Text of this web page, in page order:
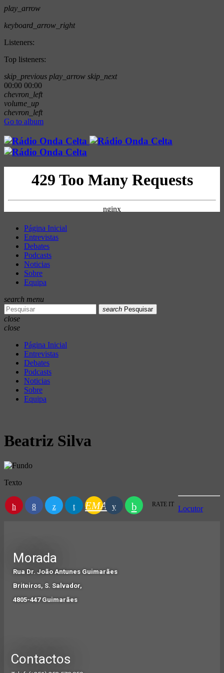
play_arrow
keyboard_arrow_right
Listeners:
Top listeners:
skip_previous play_arrow skip_next
00:00 00:00
chevron_left
volume_up
chevron_left
Go to album
Página Inicial
Entrevistas
Debates
Podcasts
Noticias
Sobre
Equipa
search menu
search Pesquisar
close
close
Página Inicial
Entrevistas
Debates
Podcasts
Noticias
Sobre
Equipa
Beatriz Silva
Texto
EMAIL RATE IT Locutor
Morada
Rua Dr. João Antunes Guimarães
Briteiros, S. Salvador,
4805-447 Guimarães
Contactos